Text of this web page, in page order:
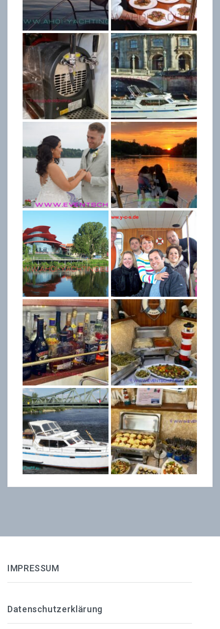
IMPRESSUM
Datenschutzerklärung